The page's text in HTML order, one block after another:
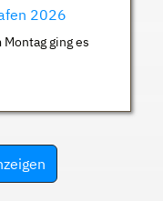
2026
ging es